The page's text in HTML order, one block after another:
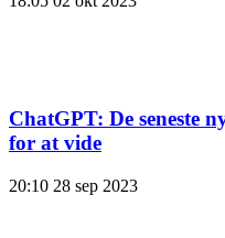
ChatGPT: De seneste
for at vide
20:10 28 sep 2023